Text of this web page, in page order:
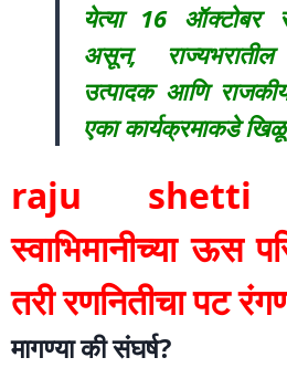
येत्या 16 ऑक्टोबर
असून,
उत्पादक आणि
एका कार्यक्रमाकडे
raju
स्वाभिमानीच्या ऊस
तरी रणनितीचा पट
मागण्या की संघर्ष?